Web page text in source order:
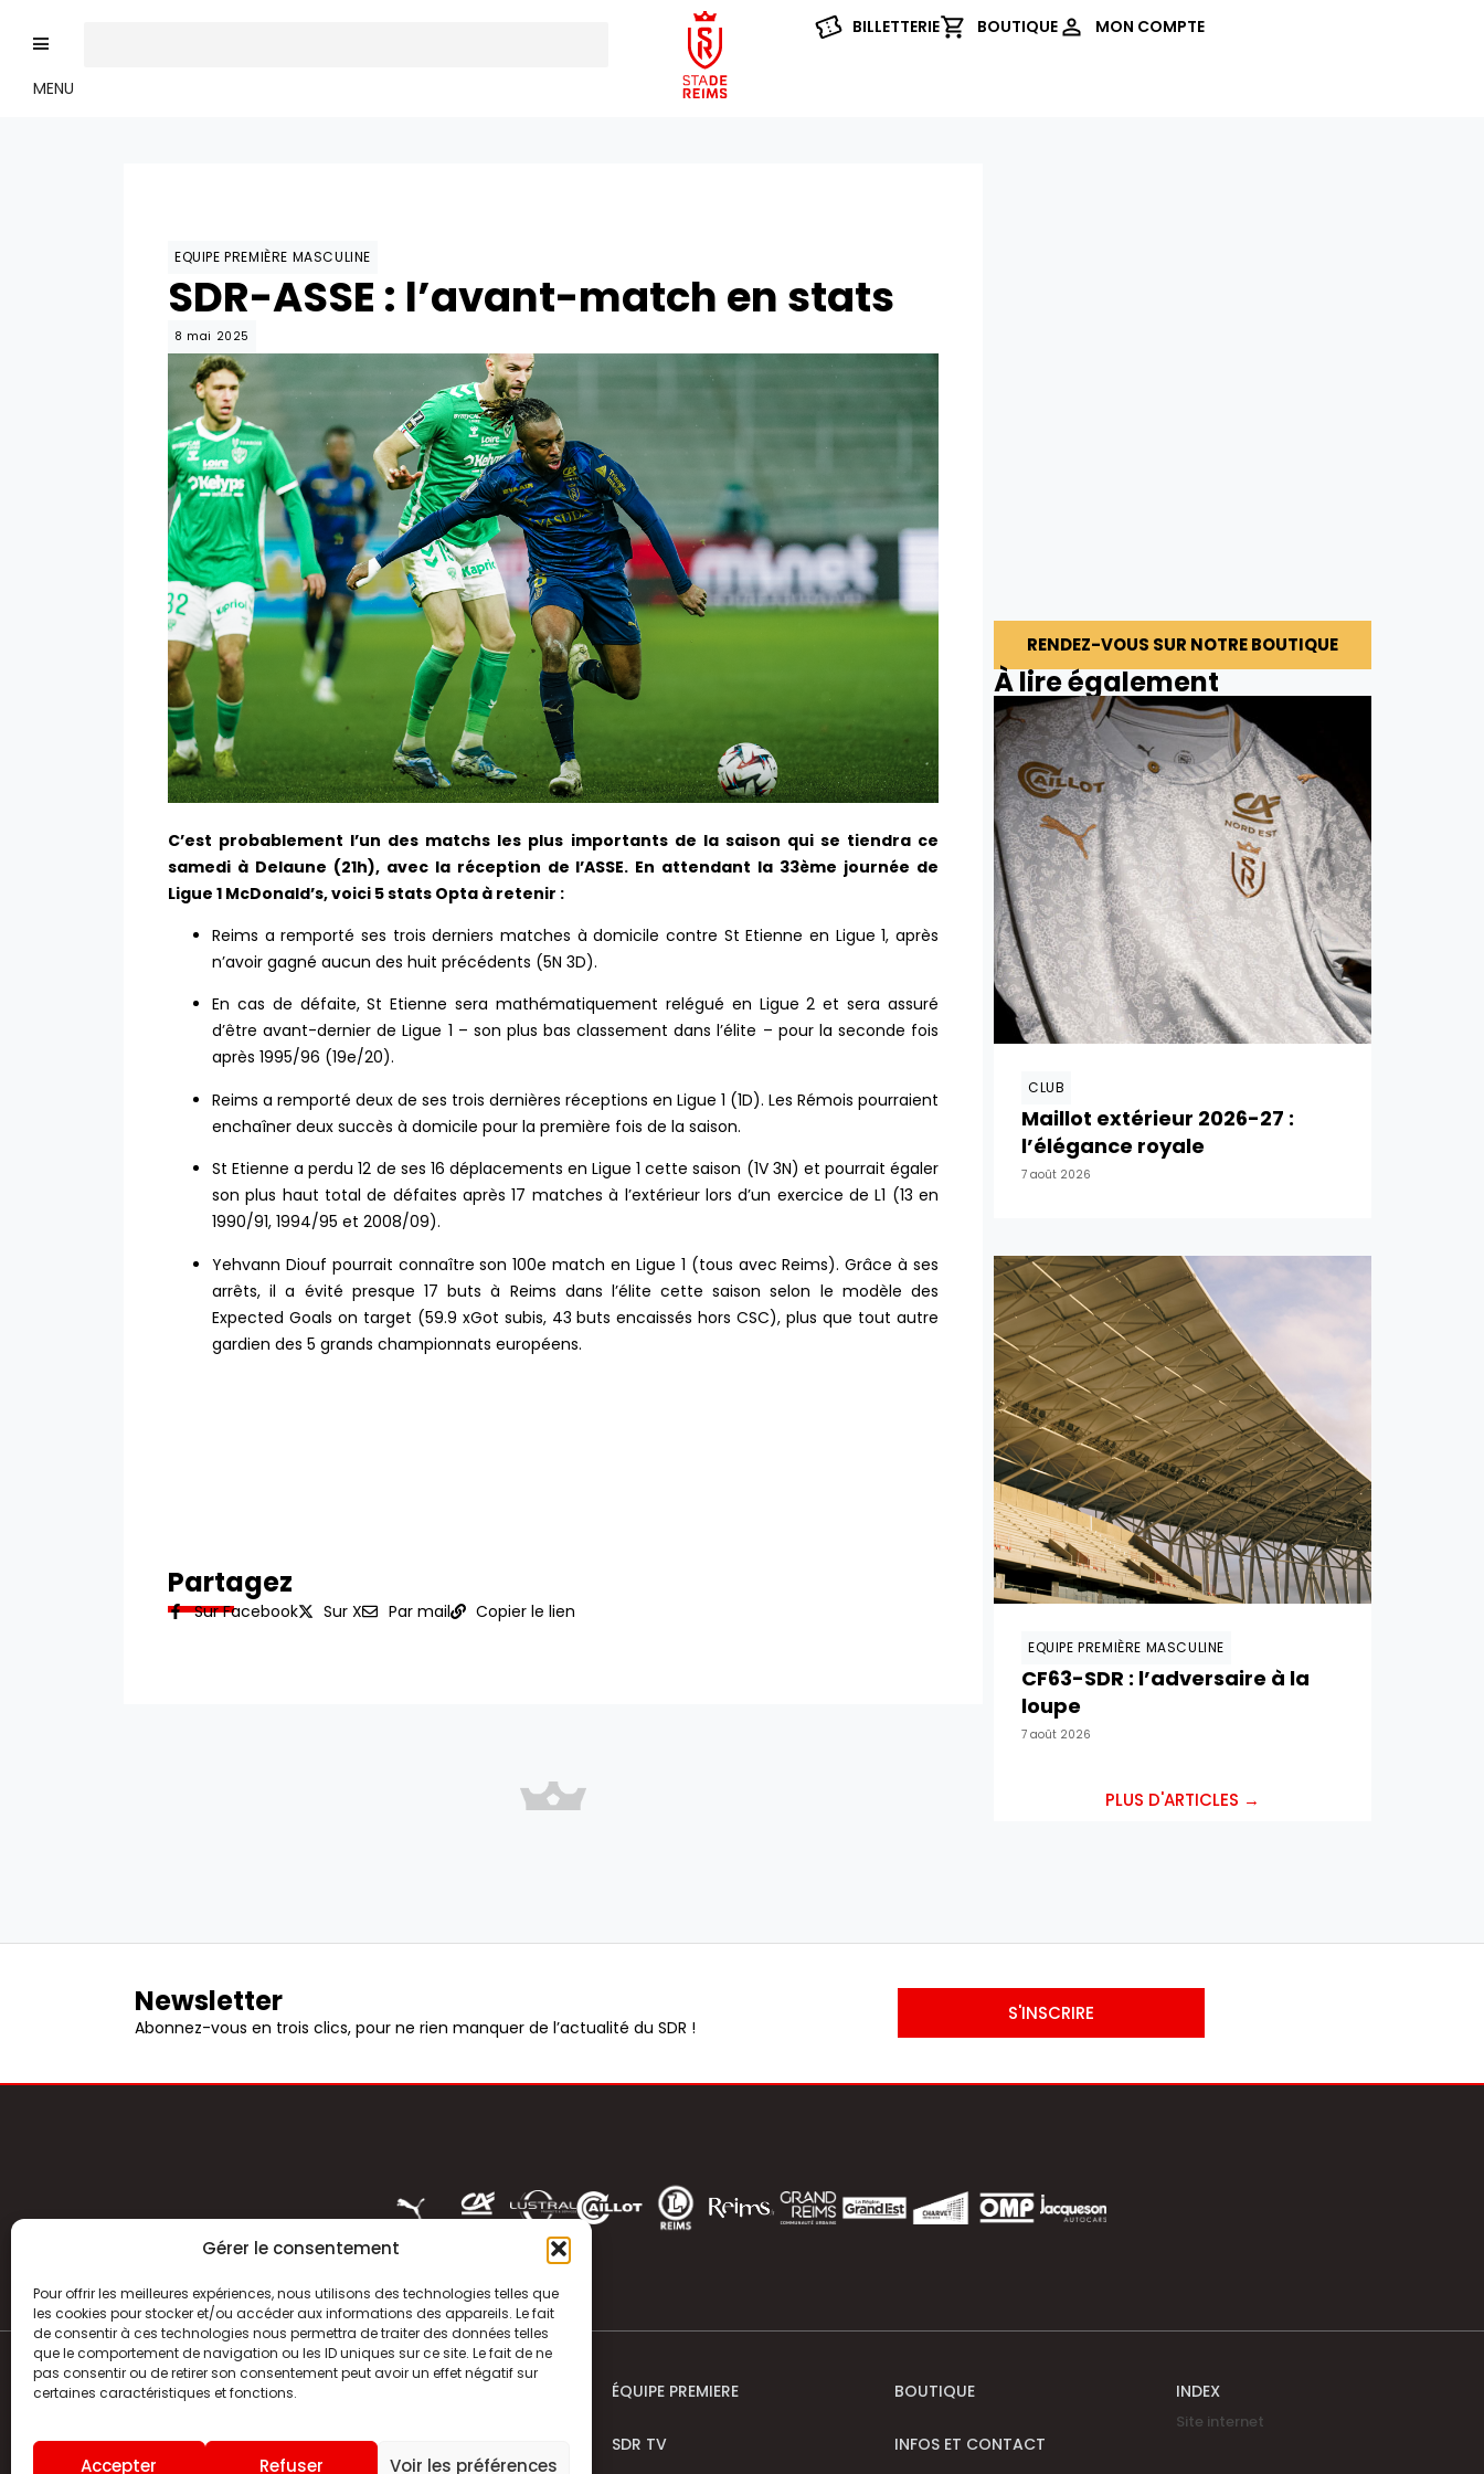
Gérer le consentement
Pour offrir les meilleures expériences, nous utilisons des technologies telles que
les cookies pour stocker et/ou accéder aux informations des appareils. Le fait
de consentir à ces technologies nous permettra de traiter des données telles
que le comportement de navigation ou les ID uniques sur ce site. Le fait de ne
pas consentir ou de retirer son consentement peut avoir un effet négatif sur
certaines caractéristiques et fonctions.
Accepter Refuser Voir les préférences
MENU
BILLETTERIE BOUTIQUE MON COMPTE
EQUIPE PREMIÈRE MASCULINE
SDR-ASSE : l’avant-match en stats
8 mai 2025
C’est probablement l’un des matchs les plus importants de la saison qui se tiendra ce
samedi à Delaune (21h), avec la réception de l’ASSE. En attendant la 33ème journée de
Ligue 1 McDonald’s, voici 5 stats Opta à retenir :
Reims a remporté ses trois derniers matches à domicile contre St Etienne en Ligue 1, après
n’avoir gagné aucun des huit précédents (5N 3D).
En cas de défaite, St Etienne sera mathématiquement relégué en Ligue 2 et sera assuré
d’être avant-dernier de Ligue 1 – son plus bas classement dans l’élite – pour la seconde fois
après 1995/96 (19e/20).
Reims a remporté deux de ses trois dernières réceptions en Ligue 1 (1D). Les Rémois pourraient
enchaîner deux succès à domicile pour la première fois de la saison.
St Etienne a perdu 12 de ses 16 déplacements en Ligue 1 cette saison (1V 3N) et pourrait égaler
son plus haut total de défaites après 17 matches à l’extérieur lors d’un exercice de L1 (13 en
1990/91, 1994/95 et 2008/09).
Yehvann Diouf pourrait connaître son 100e match en Ligue 1 (tous avec Reims). Grâce à ses
arrêts, il a évité presque 17 buts à Reims dans l’élite cette saison selon le modèle des
Expected Goals on target (59.9 xGot subis, 43 buts encaissés hors CSC), plus que tout autre
gardien des 5 grands championnats européens.
Partagez
Sur Facebook Sur X Par mail Copier le lien
RENDEZ-VOUS SUR NOTRE BOUTIQUE
À lire également
CLUB
Maillot extérieur 2026-27 :
l’élégance royale
7 août 2026
EQUIPE PREMIÈRE MASCULINE
CF63-SDR : l’adversaire à la
loupe
7 août 2026
PLUS D'ARTICLES →
Newsletter
Abonnez-vous en trois clics, pour ne rien manquer de l’actualité du SDR !
S'INSCRIRE
HISTOIRE
ÉQUIPE PREMIERE
SDR TV
BOUTIQUE
INFOS ET CONTACT
INDEX
Site internet